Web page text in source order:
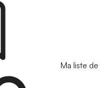
Ma liste de